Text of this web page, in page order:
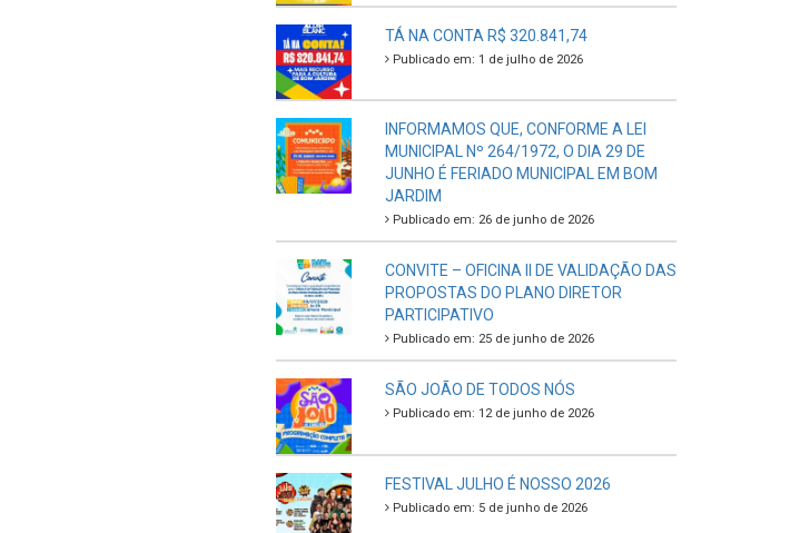
TÁ NA CONTA R$ 320.841,74
Publicado em: 1 de julho de 2026
INFORMAMOS QUE, CONFORME A LEI
MUNICIPAL Nº 264/1972, O DIA 29 DE
JUNHO É FERIADO MUNICIPAL EM BOM
JARDIM
Publicado em: 26 de junho de 2026
CONVITE – OFICINA II DE VALIDAÇÃO DAS
PROPOSTAS DO PLANO DIRETOR
PARTICIPATIVO
Publicado em: 25 de junho de 2026
SÃO JOÃO DE TODOS NÓS
Publicado em: 12 de junho de 2026
FESTIVAL JULHO É NOSSO 2026
Publicado em: 5 de junho de 2026